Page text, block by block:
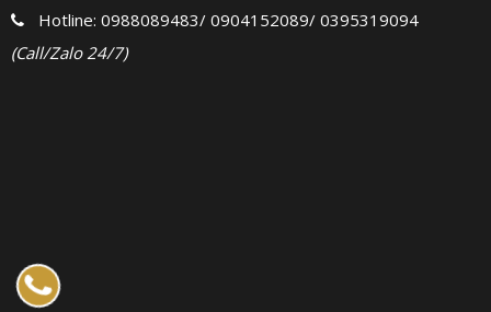
Hotline: 0988089483/ 0904152089/ 0395319094
(Call/Zalo 24/7)